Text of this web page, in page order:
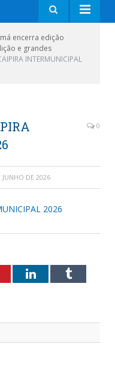
encerra edição
e grandes
INTERMUNICIPAL
0
JUNHO DE 2026
2026
LinkedInTumblr